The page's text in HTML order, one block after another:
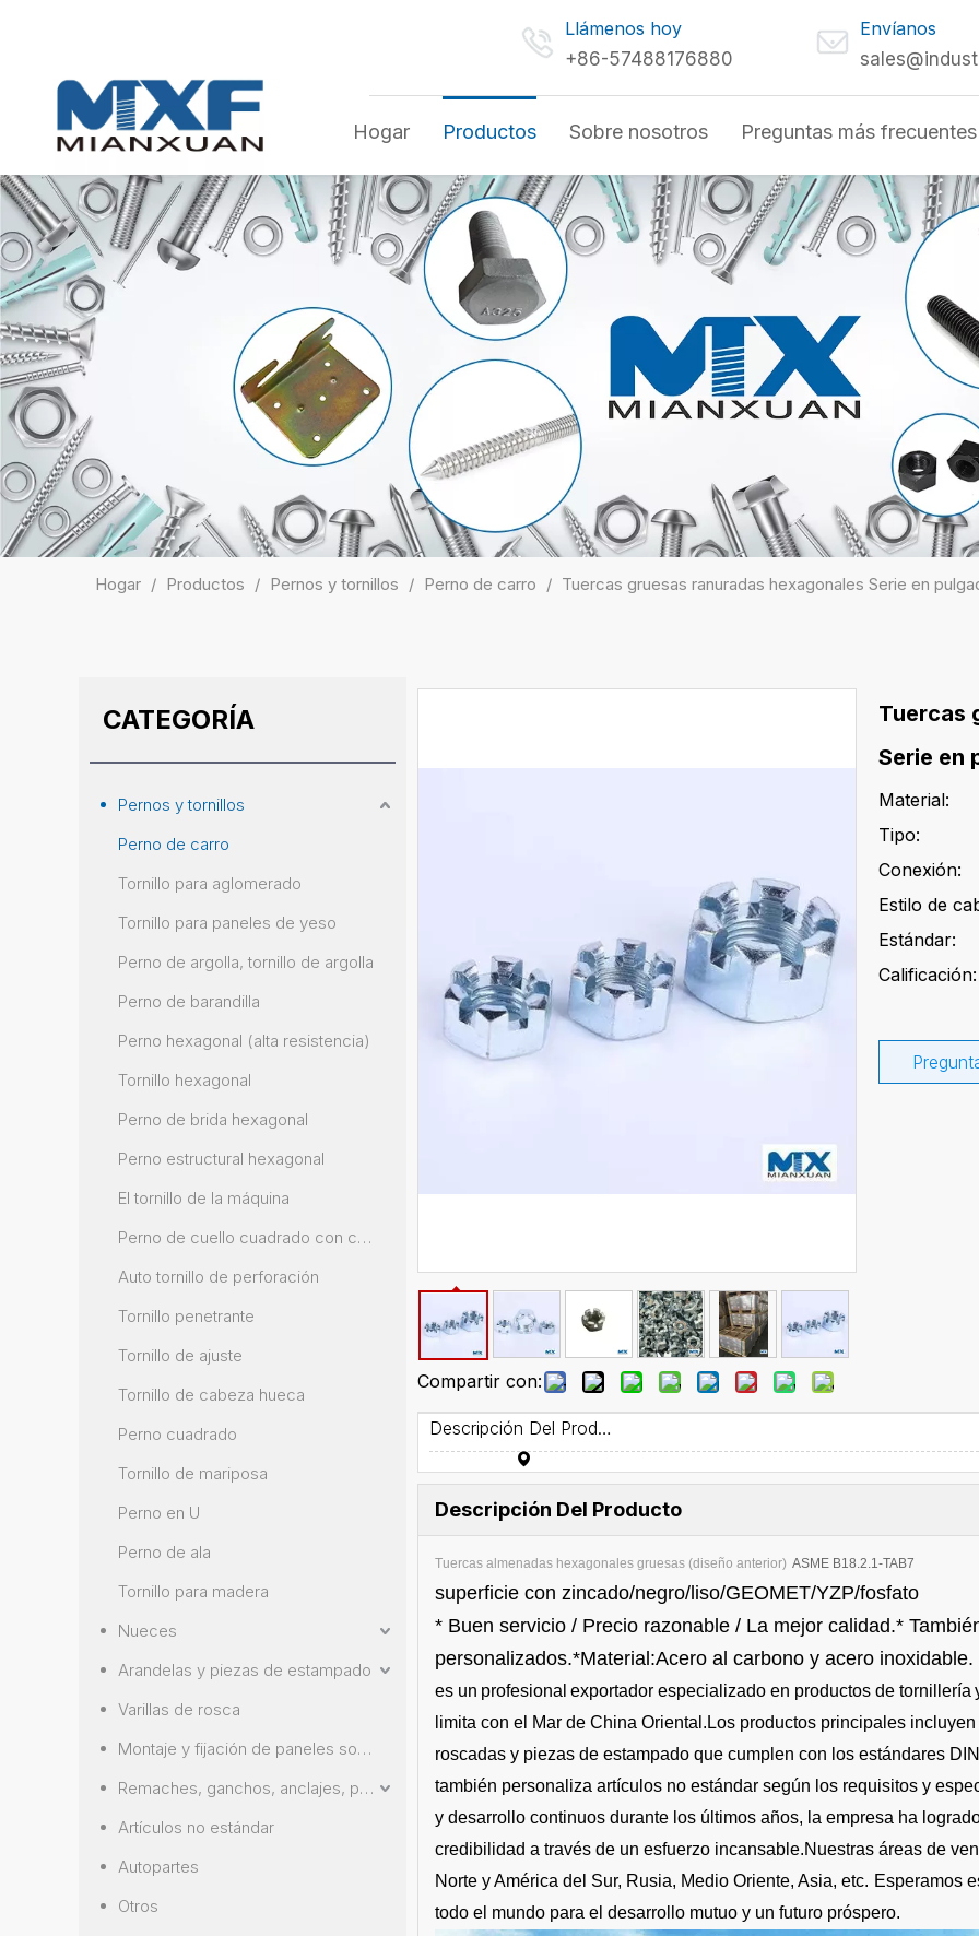
Llámenos hoy
+86-57488176880
Envíanos
Hogar Productos Sobre nosotros Preguntas más frecuentes
Hogar / Productos / Pernos y tornillos / Perno de carro / Tuercas gruesas ranuradas hexagonales Serie en
CATEGORÍA
Pernos y tornillos
Perno de carro
Tornillo para aglomerado
Tornillo para paneles de yeso
Perno de argolla, tornillo de argolla
Perno de barandilla
Perno hexagonal (alta resistencia)
Tornillo hexagonal
Perno de brida hexagonal
Perno estructural hexagonal
El tornillo de la máquina
Perno de cuello cuadrado con cabeza de hongo
Auto tornillo de perforación
Tornillo penetrante
Tornillo de ajuste
Tornillo de cabeza hueca
Perno cuadrado
Tornillo de mariposa
Perno en U
Perno de ala
Tornillo para madera
Nueces
Arandelas y piezas de estampado
Varillas de rosca
Montaje y fijación de paneles solares
Remaches, ganchos, anclajes, pasadores
Artículos no estándar
Autopartes
Otros
Compartir con:
Tuercas
Serie en
Material:
Tipo:
Conexión:
Estilo de
Estándar:
Calificación:
Descripción Del Producto
Descripción Del Producto
Tuercas almenadas hexagonales gruesas (diseño anterior) ASME B18.2.1-TAB7
superficie con zincado/negro/liso/GEOMET/YZP/fosfato
* Buen servicio / Precio razonable / La mejor calidad.*
personalizados.*Material:Acero al carbono y acero inoxidable.
es un profesional exportador especializado en productos de tornillería
limita con el Mar de China Oriental.Los productos principales
roscadas y piezas de estampado que cumplen con los estándares
también personaliza artículos no estándar según los requisitos y
y desarrollo continuos durante los últimos años, la empresa ha
credibilidad a través de un esfuerzo incansable.Nuestras áreas de
Norte y América del Sur, Rusia, Medio Oriente, Asia, etc. Esperamos
todo el mundo para el desarrollo mutuo y un futuro próspero.